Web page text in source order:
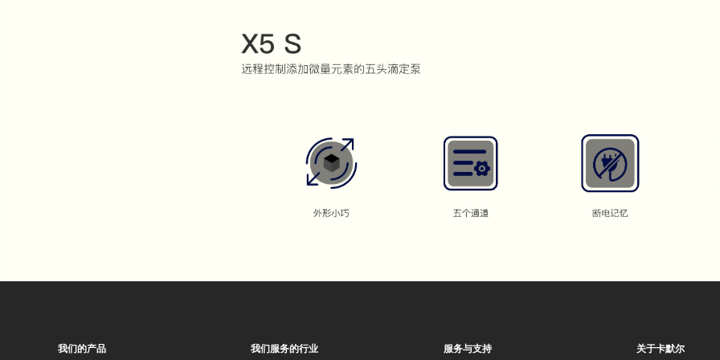
我们的产品 我们服务的行业 服务与支持 关于卡默尔